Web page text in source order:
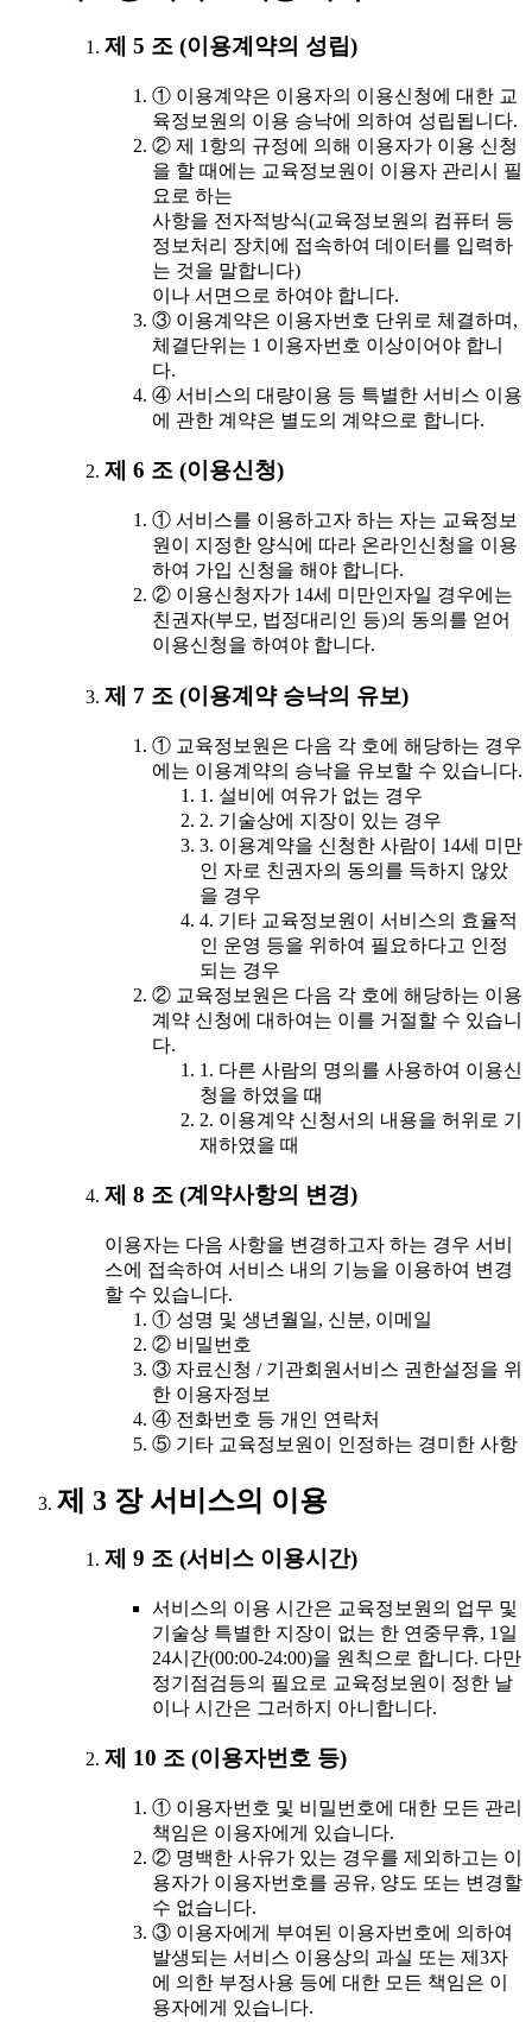
제 5 조 (이용계약의 성립)
① 이용계약은 이용자의 이용신청에 대한 교
육정보원의 이용 승낙에 의하여 성립됩니다.
② 제 1항의 규정에 의해 이용자가 이용 신청
을 할 때에는 교육정보원이 이용자 관리시 필
요로 하는
사항을 전자적방식(교육정보원의 컴퓨터 등
정보처리 장치에 접속하여 데이터를 입력하
는 것을 말합니다)
이나 서면으로 하여야 합니다.
③ 이용계약은 이용자번호 단위로 체결하며,
체결단위는 1 이용자번호 이상이어야 합니
다.
④ 서비스의 대량이용 등 특별한 서비스 이용
에 관한 계약은 별도의 계약으로 합니다.
제 6 조 (이용신청)
① 서비스를 이용하고자 하는 자는 교육정보
원이 지정한 양식에 따라 온라인신청을 이용
하여 가입 신청을 해야 합니다.
② 이용신청자가 14세 미만인자일 경우에는
친권자(부모, 법정대리인 등)의 동의를 얻어
이용신청을 하여야 합니다.
제 7 조 (이용계약 승낙의 유보)
① 교육정보원은 다음 각 호에 해당하는 경우
에는 이용계약의 승낙을 유보할 수 있습니다.
1. 설비에 여유가 없는 경우
2. 기술상에 지장이 있는 경우
3. 이용계약을 신청한 사람이 14세 미만
인 자로 친권자의 동의를 득하지 않았
을 경우
4. 기타 교육정보원이 서비스의 효율적
인 운영 등을 위하여 필요하다고 인정
되는 경우
② 교육정보원은 다음 각 호에 해당하는 이용
계약 신청에 대하여는 이를 거절할 수 있습니
다.
1. 다른 사람의 명의를 사용하여 이용신
청을 하였을 때
2. 이용계약 신청서의 내용을 허위로 기
재하였을 때
제 8 조 (계약사항의 변경)
이용자는 다음 사항을 변경하고자 하는 경우 서비
스에 접속하여 서비스 내의 기능을 이용하여 변경
할 수 있습니다.
① 성명 및 생년월일, 신분, 이메일
② 비밀번호
③ 자료신청 / 기관회원서비스 권한설정을 위
한 이용자정보
④ 전화번호 등 개인 연락처
⑤ 기타 교육정보원이 인정하는 경미한 사항
제 3 장 서비스의 이용
제 9 조 (서비스 이용시간)
서비스의 이용 시간은 교육정보원의 업무 및
기술상 특별한 지장이 없는 한 연중무휴, 1일
24시간(00:00-24:00)을 원칙으로 합니다. 다만
정기점검등의 필요로 교육정보원이 정한 날
이나 시간은 그러하지 아니합니다.
제 10 조 (이용자번호 등)
① 이용자번호 및 비밀번호에 대한 모든 관리
책임은 이용자에게 있습니다.
② 명백한 사유가 있는 경우를 제외하고는 이
용자가 이용자번호를 공유, 양도 또는 변경할
수 없습니다.
③ 이용자에게 부여된 이용자번호에 의하여
발생되는 서비스 이용상의 과실 또는 제3자
에 의한 부정사용 등에 대한 모든 책임은 이
용자에게 있습니다.